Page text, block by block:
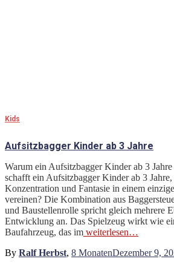
Kids
Aufsitzbagger Kinder ab 3 Jahre
Warum ein Aufsitzbagger Kinder ab 3 Jahre
schafft ein Aufsitzbagger Kinder ab 3
Konzentration und Fantasie in einem
vereinen? Die Kombination aus
und Baustellenrolle spricht gleich mehrere
Entwicklung an. Das Spielzeug wirkt wie
Baufahrzeug, das im weiterlesen…
By Ralf Herbst, 8 MonatenDezember 9,